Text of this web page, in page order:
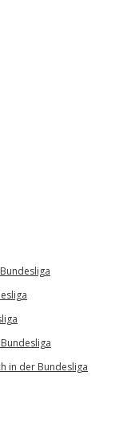
in der Bundesliga